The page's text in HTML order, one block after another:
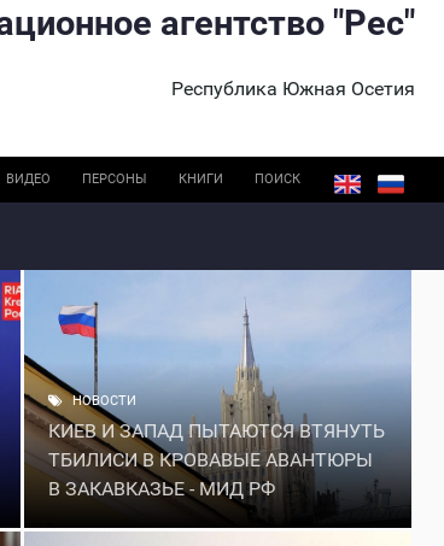
агентство "Рес"
Республика Южная Осетия
ВИДЕО ПЕРСОНЫ КНИГИ ПОИСК
НОВОСТИ
КИЕВ И ЗАПАД ПЫТАЮТСЯ ВТЯНУТЬ
ТБИЛИСИ В КРОВАВЫЕ АВАНТЮРЫ
В ЗАКАВКАЗЬЕ - МИД РФ